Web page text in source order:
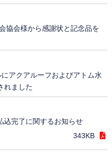
協会様から感謝状と記念品を
アクアルーフおよびアトム水
れました
込完了に関するお知らせ
343KB